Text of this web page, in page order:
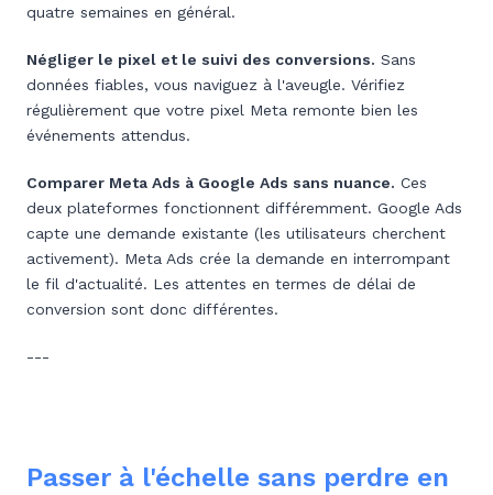
quatre semaines en général.
Négliger le pixel et le suivi des conversions. Sans
données fiables, vous naviguez à l'aveugle. Vérifiez
régulièrement que votre pixel Meta remonte bien les
événements attendus.
Comparer Meta Ads à Google Ads sans nuance. Ces
deux plateformes fonctionnent différemment. Google Ads
capte une demande existante (les utilisateurs cherchent
activement). Meta Ads crée la demande en interrompant
le fil d'actualité. Les attentes en termes de délai de
conversion sont donc différentes.
---
Passer à l'échelle sans perdre en